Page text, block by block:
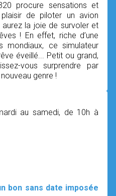
procure sensations et
de piloter un avion
la joie de survoler et
! En effet, riche d’une
mondiaux, ce simulateur
éveillé... Petit ou grand,
vous surprendre par
genre !
au samedi, de 10h à
bon sans date imposée